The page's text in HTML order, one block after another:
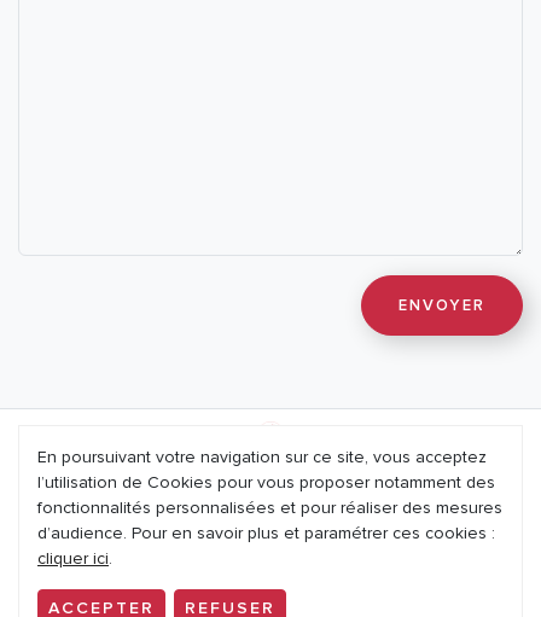
Mentions légales
Nous contacter
Politique de confidentialité
En poursuivant votre navigation sur ce site, vous acceptez
l’utilisation de Cookies pour vous proposer notamment des
fonctionnalités personnalisées et pour réaliser des mesures
d’audience. Pour en savoir plus et paramétrer ces cookies :
cliquer ici.
ACCEPTER REFUSER